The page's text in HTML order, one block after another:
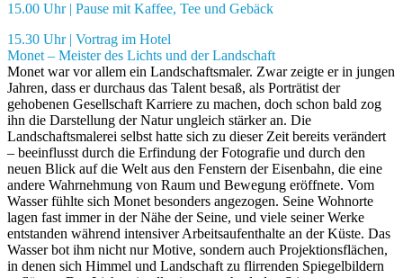
15.00 Uhr | Pause mit Kaffee, Tee und Gebäck
15.30 Uhr | Vortrag im Hotel
Monet – Meister des Lichts und der Landschaft
Monet war vor allem ein Landschaftsmaler. Zwar zeigte er in jungen
Jahren, dass er durchaus das Talent besaß, als Porträtist der
gehobenen Gesellschaft Karriere zu machen, doch schon bald zog
ihn die Darstellung der Natur ungleich stärker an. Die
Landschaftsmalerei selbst hatte sich zu dieser Zeit bereits verändert
– beeinflusst durch die Erfindung der Fotografie und durch den
neuen Blick auf die Welt aus den Fenstern der Eisenbahn, die eine
andere Wahrnehmung von Raum und Bewegung eröffnete. Vom
Wasser fühlte sich Monet besonders angezogen. Seine Wohnorte
lagen fast immer in der Nähe der Seine, und viele seiner Werke
entstanden während intensiver Arbeitsaufenthalte an der Küste. Das
Wasser bot ihm nicht nur Motive, sondern auch Projektionsflächen,
in denen sich Himmel und Landschaft zu flirrenden Spiegelbildern